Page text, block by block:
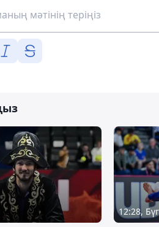
12:28,